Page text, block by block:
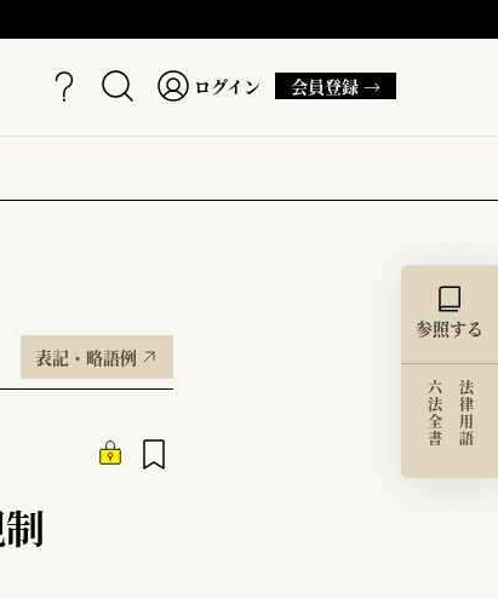
ログイン 会員登録 →
表記・略語例
参照する
法律用語
六法全書